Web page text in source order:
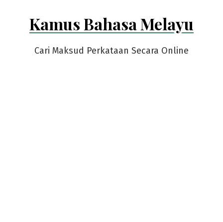
Kamus Bahasa Melayu
Cari Maksud Perkataan Secara Online